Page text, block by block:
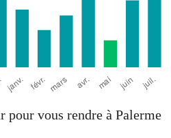
vous rendre à Palerme